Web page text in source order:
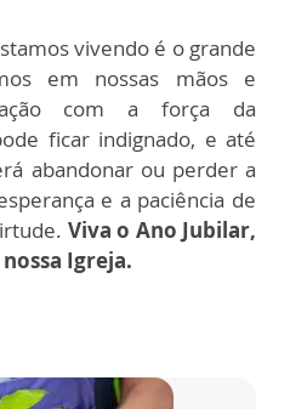
vivendo é o grande
em nossas mãos e
com a força da
ficar indignado, e até
abandonar ou perder a
e a paciência de
Viva o Ano Jubilar,
Igreja.